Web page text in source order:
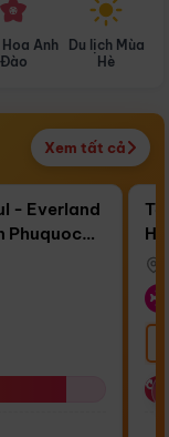
Anh
Đào
Du lịch Mùa
Hè
Xem tất cả
Điểm nổi bật
- Everland
Phuquoc